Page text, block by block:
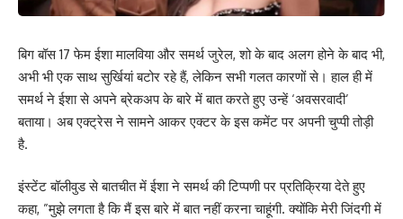
बिग बॉस 17 फेम ईशा मालविया और समर्थ जुरेल, शो के बाद अलग होने के बाद भी,
अभी भी एक साथ सुर्खियां बटोर रहे हैं, लेकिन सभी गलत कारणों से। हाल ही में
समर्थ ने ईशा से अपने ब्रेकअप के बारे में बात करते हुए उन्हें ‘अवसरवादी’
बताया। अब एक्ट्रेस ने सामने आकर एक्टर के इस कमेंट पर अपनी चुप्पी तोड़ी
है.
इंस्टेंट बॉलीवुड से बातचीत में ईशा ने समर्थ की टिप्पणी पर प्रतिक्रिया देते हुए
कहा, ”मुझे लगता है कि मैं इस बारे में बात नहीं करना चाहूंगी. क्योंकि मेरी जिंदगी में